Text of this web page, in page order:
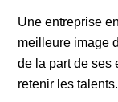
Une entreprise
meilleure image
de la part de ses
retenir les talents.